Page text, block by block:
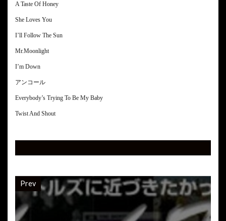
A Taste Of Honey
She Loves You
I’ll Follow The Sun
Mr.Moonlight
I’m Down
アンコール
Everybody’s Trying To Be My Baby
Twist And Shout
Prev